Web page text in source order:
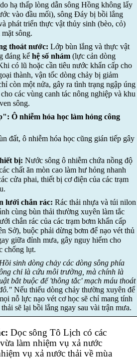
hạ thấp lòng dẫn sông Hồng không lấy
vào đầu mối), sông Đáy bị bồi lắng
phát triển thực vật thủy sinh (bèo, cỏ)
sông.
thoát nước: Lớp bùn lắng và thực vật
đáng kể hệ số nhám(lực cản dòng
có lũ hoặc cần tiêu nước khẩn cấp cho
thành, vận tốc dòng chảy bị giảm
còn một nửa, gây ra tình trạng ngập úng
các vùng canh tác nông nghiệp và khu
sông.
Ô nhiễm hóa học làm hỏng công
đất, ô nhiễm hóa học cũng gián tiếp gây
bị: Nước sông ô nhiễm chứa nồng độ
chất ăn mòn cao làm hư hỏng nhanh
cửa phai, thiết bị cơ điện của các trạm
lưới chắn rác: Rác thải nhựa và túi nilon
cùng bùn thải thường xuyên làm tắc
chắn rác của các trạm bơm khẩn cấp
Sở), buộc phải dừng bơm để nạo vét thủ
giữa đỉnh mưa, gây nguy hiểm cho
chống lụt.
sinh dòng chảy cácdòng sông phía
chỉ là cứu môi trường, mà chính là
bắt buộc để 'thông tắc' mạch máu thoát
Nếu thiếu dòng chảy thường xuyên để
nỗ lực nạo vét cơ học sẽ chỉ mang tính
sẽ lại bồi lắng ngay sau vài trận mưa.
Dọc sông Tô Lịch có các
làm nhiệm vụ xả nước
vụ xả nước thải về mùa